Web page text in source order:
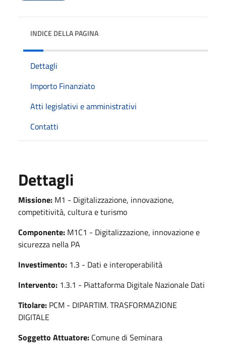
INDICE DELLA PAGINA
Dettagli
Importo Finanziato
Atti legislativi e amministrativi
Contatti
Dettagli
Missione: M1 - Digitalizzazione, innovazione,
competitività, cultura e turismo
Componente: M1C1 - Digitalizzazione, innovazione e
sicurezza nella PA
Investimento: 1.3 - Dati e interoperabilità
Intervento: 1.3.1 - Piattaforma Digitale Nazionale Dati
Titolare: PCM - DIPARTIM. TRASFORMAZIONE
DIGITALE
Soggetto Attuatore: Comune di Seminara